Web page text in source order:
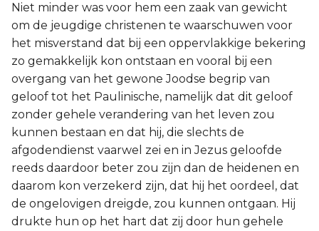
Niet minder was voor hem een zaak van gewicht
om de jeugdige christenen te waarschuwen voor
het misverstand dat bij een oppervlakkige bekering
zo gemakkelijk kon ontstaan en vooral bij een
overgang van het gewone Joodse begrip van
geloof tot het Paulinische, namelijk dat dit geloof
zonder gehele verandering van het leven zou
kunnen bestaan en dat hij, die slechts de
afgodendienst vaarwel zei en in Jezus geloofde
reeds daardoor beter zou zijn dan de heidenen en
daarom kon verzekerd zijn, dat hij het oordeel, dat
de ongelovigen dreigde, zou kunnen ontgaan. Hij
drukte hun op het hart dat zij door hun gehele